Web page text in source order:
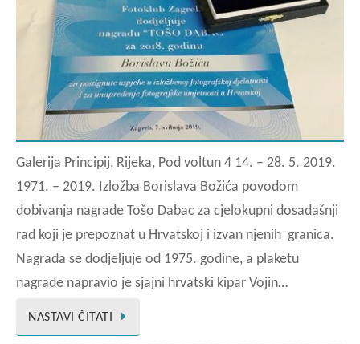
Galerija Principij, Rijeka, Pod voltun 4 14. – 28. 5. 2019.
1971. – 2019. Izložba Borislava Božića povodom
dobivanja nagrade Tošo Dabac za cjelokupni dosadašnji
rad koji je prepoznat u Hrvatskoj i izvan njenih granica.
Nagrada se dodjeljuje od 1975. godine, a plaketu
nagrade napravio je sjajni hrvatski kipar Vojin…
NASTAVI ČITATI